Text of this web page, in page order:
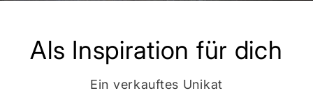
Als Inspiration für dich
Ein verkauftes Unikat